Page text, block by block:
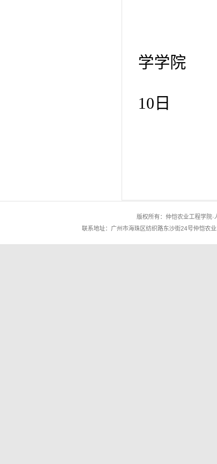
学学院
10日
版权所有：仲恺农业工程学院
联系地址：广州市海珠区纺织路东沙街24号仲恺农